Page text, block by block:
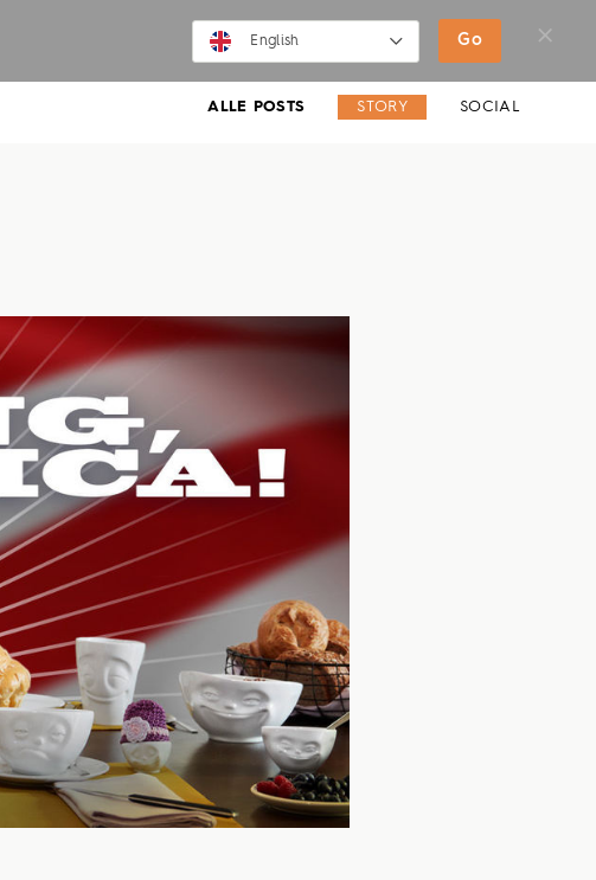
English
English
Go
MOVIES NEWS
ALLE POSTS STORY SOCIAL